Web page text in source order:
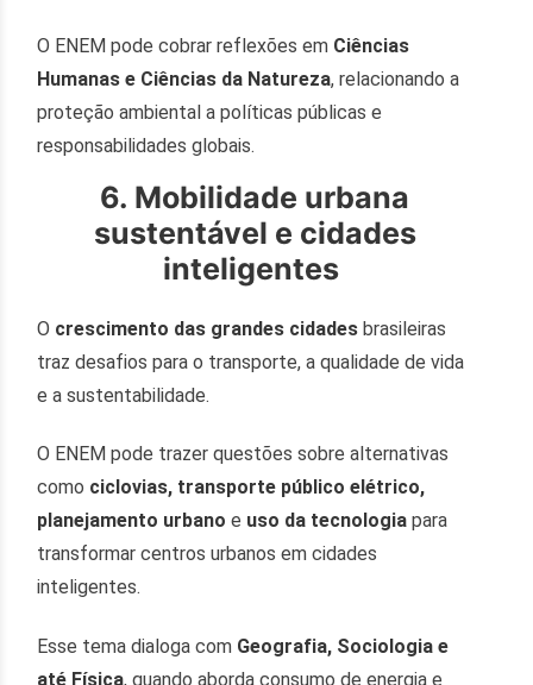
O ENEM pode cobrar reflexões em Ciências
Humanas e Ciências da Natureza, relacionando a
proteção ambiental a políticas públicas e
responsabilidades globais.
6. Mobilidade urbana
sustentável e cidades
inteligentes
O crescimento das grandes cidades brasileiras
traz desafios para o transporte, a qualidade de vida
e a sustentabilidade.
O ENEM pode trazer questões sobre alternativas
como ciclovias, transporte público elétrico,
planejamento urbano e uso da tecnologiapara
transformar centros urbanos em cidades
inteligentes.
Esse tema dialoga com Geografia, Sociologia e
até Física, quando aborda consumo de energia e